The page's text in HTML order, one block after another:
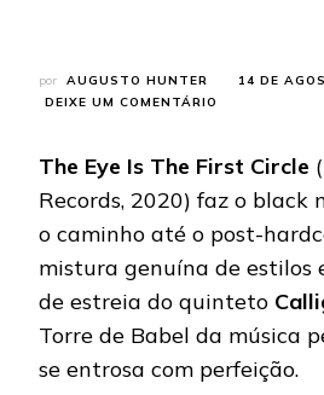
por AUGUSTO HUNTER
14 DE
DEIXE UM COMENTÁRIO
BRASILEIROS
TRAZ
METAL
TEMPERADO
OUTROS
ESTILOS
The Eye Is The First Circle
Records, 2020) faz o black
o caminho até o post-
mistura genuína de estilos
de estreia do quinteto
Torre de Babel da música
se entrosa com perfeição.